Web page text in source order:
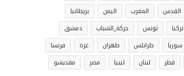
القدس المغرب اليمن
بريطانيا
تركيا تونس حركة_الشباب
دمشق
سوريا طرابلس طهران غزة
فرنسا
قطر لبنان ليبيا مصر مقديشو